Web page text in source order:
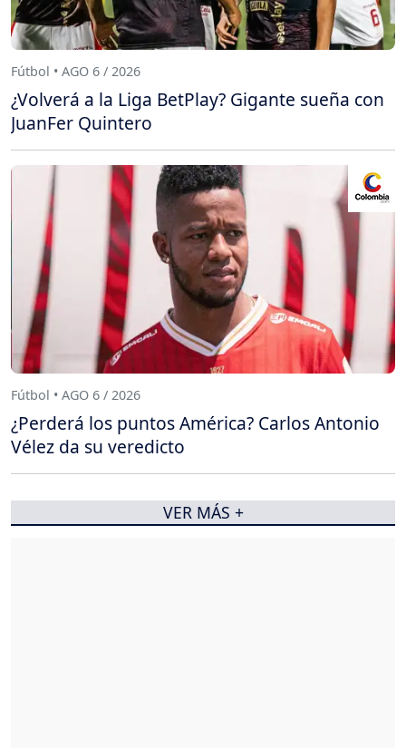
Fútbol • AGO 6 / 2026
¿Volverá a la Liga BetPlay? Gigante sueña con
JuanFer Quintero
Fútbol • AGO 6 / 2026
¿Perderá los puntos América? Carlos Antonio
Vélez da su veredicto
VER MÁS +